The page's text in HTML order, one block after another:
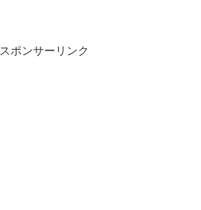
スポンサーリンク